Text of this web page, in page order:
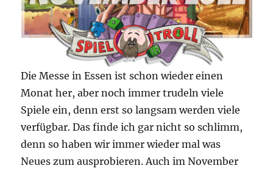
Spielzeit
Die Messe in Essen ist schon wieder einen
Monat her, aber noch immer trudeln viele
Spiele ein, denn erst so langsam werden viele
verfügbar. Das finde ich gar nicht so schlimm,
denn so haben wir immer wieder mal was
Neues zum ausprobieren. Auch im November